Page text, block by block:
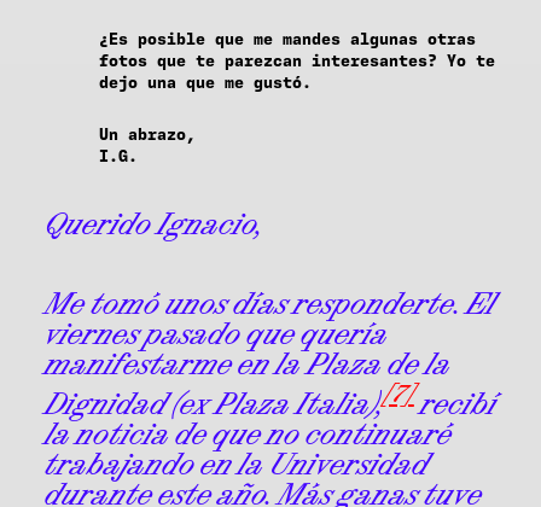
¿Es posible que me mandes algunas otras
fotos que te parezcan interesantes? Yo te
dejo una que me gustó.
Un abrazo,
I.G.
Querido Ignacio,
Me tomó unos días responderte. El
viernes pasado que quería
manifestarme en la Plaza de la
Dignidad (ex Plaza Italia),[7]recibí
la noticia de que no continuaré
trabajando en la Universidad
durante este año. Más ganas tuve